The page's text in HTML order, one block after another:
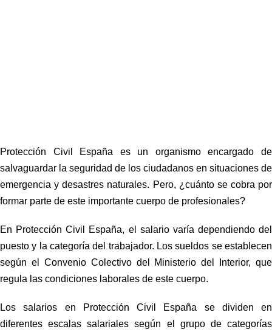
Protección Civil España es un organismo encargado de
salvaguardar la seguridad de los ciudadanos en situaciones de
emergencia y desastres naturales. Pero, ¿cuánto se cobra por
formar parte de este importante cuerpo de profesionales?
En Protección Civil España, el salario varía dependiendo del
puesto y la categoría del trabajador. Lossueldos se establecen
según el Convenio Colectivo del Ministerio del Interior, que
regula las condiciones laborales de este cuerpo.
Lossalarios en Protección Civil España se dividen en
diferentes escalas salariales según el grupo de categorías